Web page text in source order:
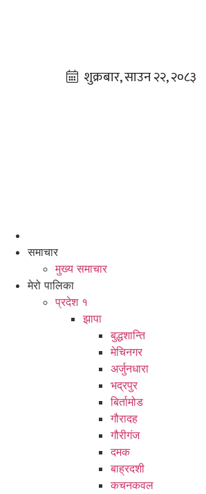
समाचार
मुख्य समाचार
मेरो पालिका
प्रदेश १
झापा
बुद्धशान्ति
मेचिनगर
अर्जुनधारा
भद्रपुर
बिर्तामोड
गौरादह
गौरीगंज
दमक
बाह्रदशी
कचनकवल